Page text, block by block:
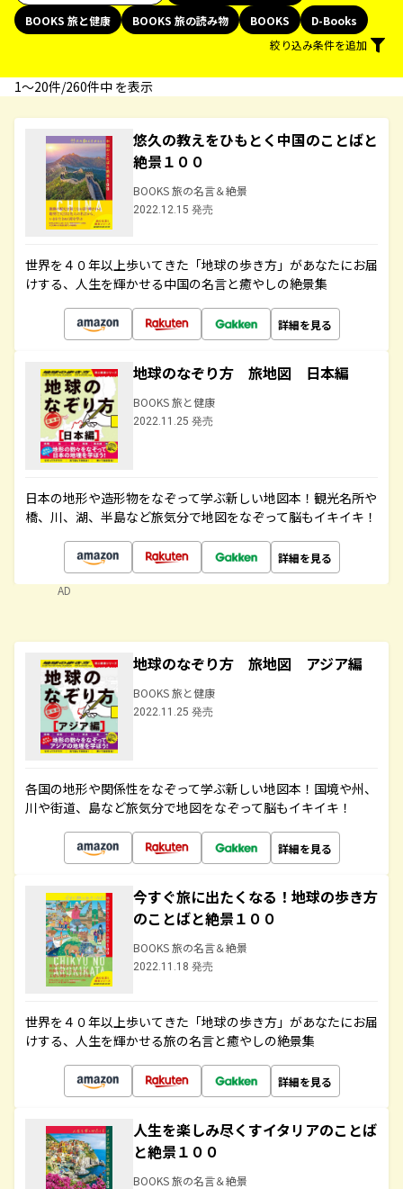
BOOKS 旅と健康 BOOKS 旅の読み物 BOOKS
D-Books
絞り込み条件を追加
1〜20件/260件中 を表示
悠久の教えをひもとく中国のことばと
絶景１００
BOOKS 旅の名言＆絶景
2022.12.15 発売
世界を４０年以上歩いてきた「地球の歩き方」があなたにお届
けする、人生を輝かせる中国の名言と癒やしの絶景集
詳細を見る
地球のなぞり方 旅地図 日本編
BOOKS 旅と健康
2022.11.25 発売
日本の地形や造形物をなぞって学ぶ新しい地図本！観光名所や
橋、川、湖、半島など旅気分で地図をなぞって脳もイキイキ！
詳細を見る
AD
地球のなぞり方 旅地図 アジア編
BOOKS 旅と健康
2022.11.25 発売
各国の地形や関係性をなぞって学ぶ新しい地図本！国境や州、
川や街道、島など旅気分で地図をなぞって脳もイキイキ！
詳細を見る
今すぐ旅に出たくなる！地球の歩き方
のことばと絶景１００
BOOKS 旅の名言＆絶景
2022.11.18 発売
世界を４０年以上歩いてきた「地球の歩き方」があなたにお届
けする、人生を輝かせる旅の名言と癒やしの絶景集
詳細を見る
人生を楽しみ尽くすイタリアのことば
と絶景１００
BOOKS 旅の名言＆絶景